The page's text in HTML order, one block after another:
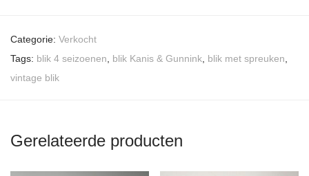
Categorie: Verkocht
Tags: blik 4 seizoenen blik Kanis & Gunnink blik met spreuken
vintage blik
Gerelateerde producten